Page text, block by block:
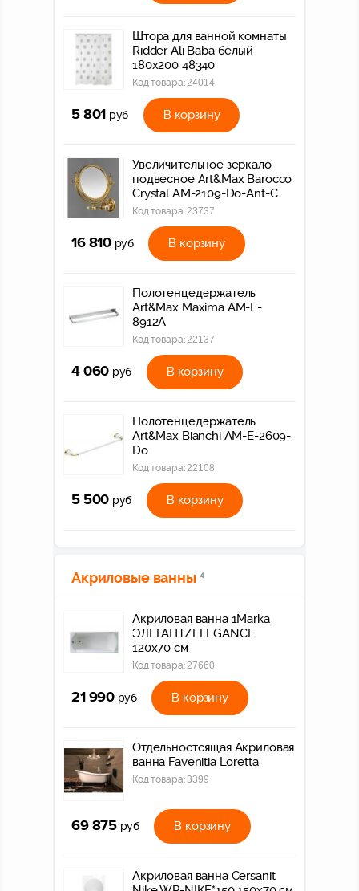
Штора для ванной комнаты
Ridder Ali Baba белый
180x200 48340
Код товара: 24014
5 801 руб В корзину
Увеличительное зеркало
подвесное Art&Max Barocco
Crystal AM-2109-Do-Ant-C
Код товара: 23737
16 810 руб В корзину
Полотенцедержатель
Art&Max Maxima AM-F-
8912A
Код товара: 22137
4 060 руб В корзину
Полотенцедержатель
Art&Max Bianchi AM-E-2609-
Do
Код товара: 22108
5 500 руб В корзину
Акриловые ванны 4
Акриловая ванна 1Marka
ЭЛЕГАНТ/ELEGANCE
120х70 см
Код товара: 27660
21 990 руб В корзину
Отдельностоящая Акриловая
ванна Favenitia Loretta
Код товара:3399
69 875 руб В корзину
Акриловая ванна Cersanit